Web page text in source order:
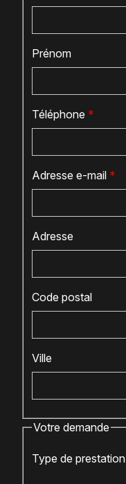
Prénom
Téléphone *
Adresse e-mail *
Adresse
Code postal
Ville
Votre demande
Type de prestation